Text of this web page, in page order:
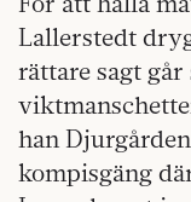
Lallerstedt
rättare sagt
han
kompisgäng